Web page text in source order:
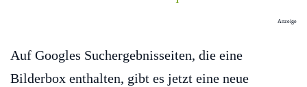
Anzeige
Auf Googles Suchergebnisseiten, die eine
Bilderbox enthalten, gibt es jetzt eine neue